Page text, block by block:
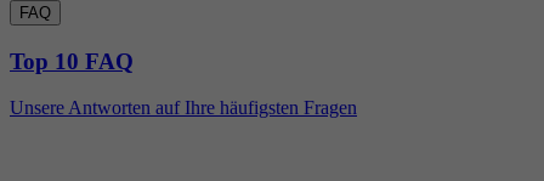
FAQ
Top 10 FAQ
Unsere Antworten auf Ihre häufigsten Fragen